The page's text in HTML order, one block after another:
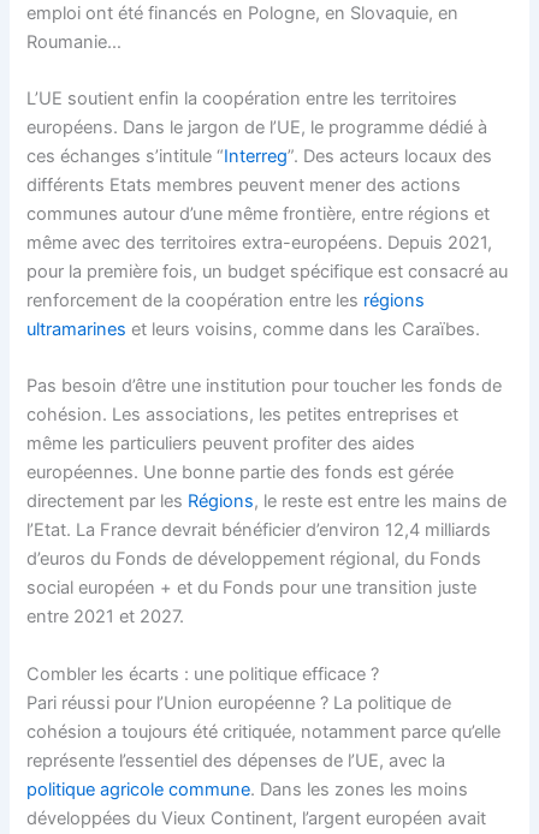
emploi ont été financés en Pologne, en Slovaquie, en
Roumanie…
L’UE soutient enfin la coopération entre les territoires
européens. Dans le jargon de l’UE, le programme dédié à
ces échanges s’intitule “Interreg”. Des acteurs locaux des
différents Etats membres peuvent mener des actions
communes autour d’une même frontière, entre régions et
même avec des territoires extra-européens. Depuis 2021,
pour la première fois, un budget spécifique est consacré au
renforcement de la coopération entre les régions
ultramarines et leurs voisins, comme dans les Caraïbes.
Pas besoin d’être une institution pour toucher les fonds de
cohésion. Les associations, les petites entreprises et
même les particuliers peuvent profiter des aides
européennes. Une bonne partie des fonds est gérée
directement par les Régions, le reste est entre les mains de
l’Etat. La France devrait bénéficier d’environ 12,4 milliards
d’euros du Fonds de développement régional, du Fonds
social européen + et du Fonds pour une transition juste
entre 2021 et 2027.
Combler les écarts : une politique efficace ?
Pari réussi pour l’Union européenne ? La politique de
cohésion a toujours été critiquée, notamment parce qu’elle
représente l’essentiel des dépenses de l’UE, avec la
politique agricole commune. Dans les zones les moins
développées du Vieux Continent, l’argent européen avait